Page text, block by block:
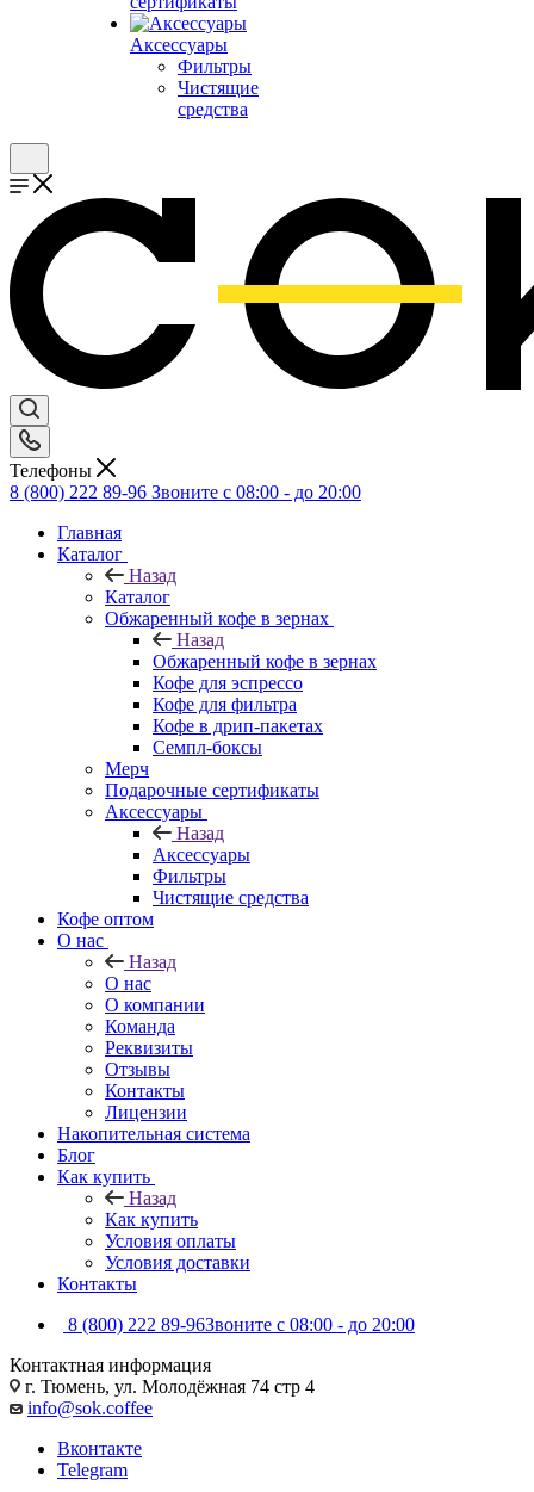
Аксессуары
Фильтры
Чистящие
средства
Телефоны
8 (800) 222 89-96 Звоните с 08:00 - до 20:00
Главная
Каталог
Назад
Каталог
Обжаренный кофе в зернах
Назад
Обжаренный кофе в зернах
Кофе для эспрессо
Кофе для фильтра
Кофе в дрип-пакетах
Семпл-боксы
Мерч
Подарочные сертификаты
Аксессуары
Назад
Аксессуары
Фильтры
Чистящие средства
Кофе оптом
О нас
Назад
О нас
О компании
Команда
Реквизиты
Отзывы
Контакты
Лицензии
Накопительная система
Блог
Как купить
Назад
Как купить
Условия оплаты
Условия доставки
Контакты
8 (800) 222 89-96Звоните с 08:00 - до 20:00
Контактная информация
г. Тюмень, ул. Молодёжная 74 стр 4
info@sok.coffee
Вконтакте
Telegram